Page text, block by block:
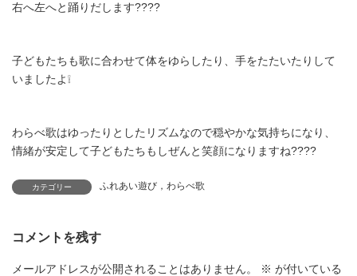
右へ左へと踊りだします????
子どもたちも歌に合わせて体をゆらしたり、手をたたいたりして
いましたよ❕
わらべ歌はゆったりとしたリズムなので穏やかな気持ちになり、
情緒が安定して子どもたちもしぜんと笑顔になりますね????
カテゴリー ふれあい遊び，わらべ歌
コメントを残す
メールアドレスが公開されることはありません。 ※ が付いている